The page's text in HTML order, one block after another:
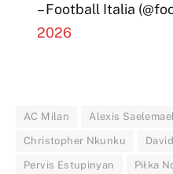
– Football Italia
2026
AC Milan Alexis
Christopher Nkunku
Pervis Estupinyan Piłka